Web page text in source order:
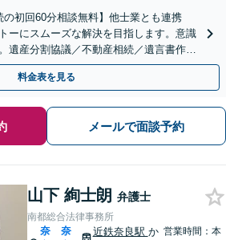
の初回60分相談無料】他士業とも連携
ーにスムーズな解決を目指します。意識
遺産分割協議／不動産相続／遺言書作成
対応可】【お子さま連れOK】
料金表を見る
メールで面談予約
山下 絢士朗 弁護士
南都総合法律事務所
奈
奈
近鉄奈良駅 か 営業時間：本